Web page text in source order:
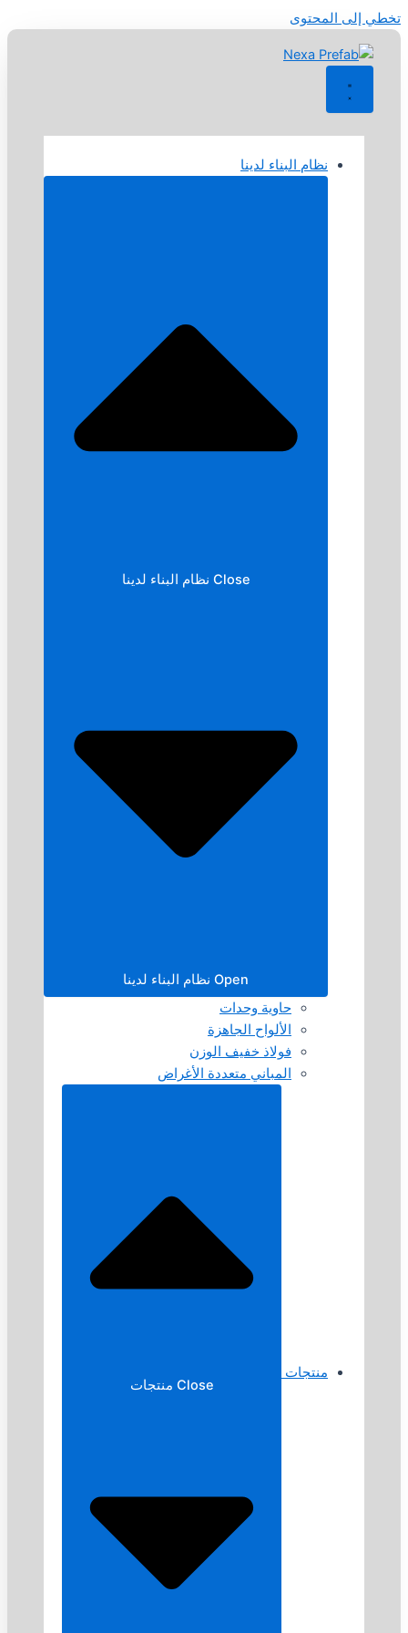
تخطي إلى المحتوى
نظام البناء لدينا
Close نظام البناء لدينا
Open نظام البناء لدينا
حاوية وحدات
الألواح الجاهزة
فولاذ خفيف الوزن
المباني متعددة الأغراض
منتجات
Close منتجات